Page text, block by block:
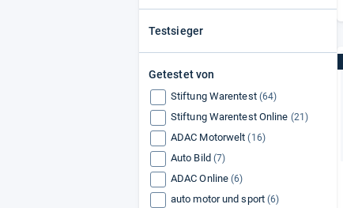
Testsieger
Getestet von
Stiftung Warentest (64)
Stiftung Warentest Online (21)
ADAC Motorwelt (16)
Auto Bild (7)
ADAC Online (6)
auto motor und sport (6)